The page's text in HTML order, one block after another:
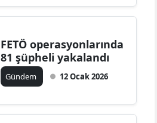
FETÖ operasyonlarında
81 şüpheli yakalandı
Gündem 12 Ocak 2026